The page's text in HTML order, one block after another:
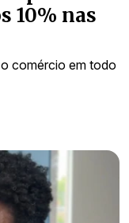
10% nas
comércio em todo